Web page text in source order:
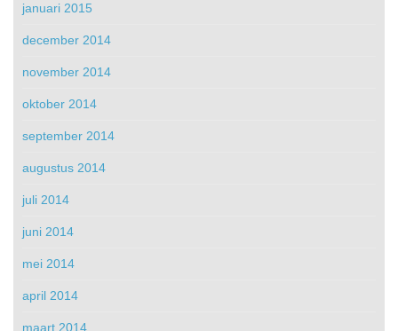
januari 2015
december 2014
november 2014
oktober 2014
september 2014
augustus 2014
juli 2014
juni 2014
mei 2014
april 2014
maart 2014